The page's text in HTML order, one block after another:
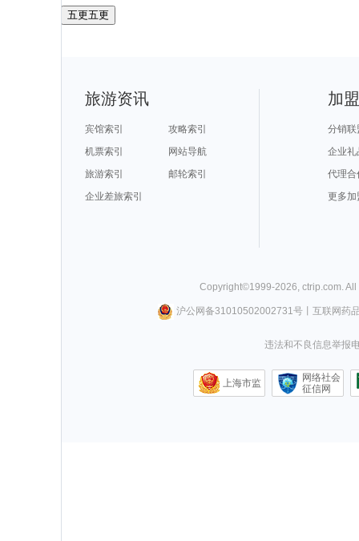
五更五更
旅游资讯
宾馆索引
攻略索引
机票索引
网站导航
旅游索引
邮轮索引
企业差旅索引
加
分销联
企业礼
代理合
更多加
Copyright©1999-2026, ctrip.com.
沪公网备31010502002731号丨 互联网药
违法和不良信息举报
上海市监
网络社会
征信网